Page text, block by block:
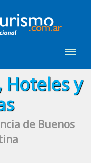
Hoteles y
de Buenos